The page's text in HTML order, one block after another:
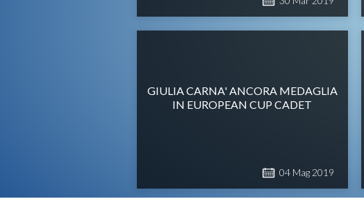
GIULIA CARNA' ANCORA MEDAGLIA
IN EUROPEAN CUP CADET
04 Mag 2019